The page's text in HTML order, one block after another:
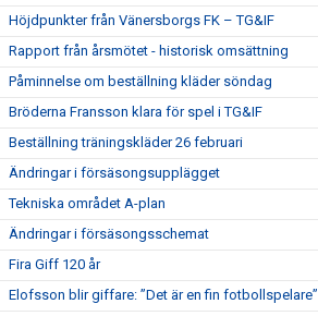
Höjdpunkter från Vänersborgs FK – TG&IF
Rapport från årsmötet - historisk omsättning
Påminnelse om beställning kläder söndag
Bröderna Fransson klara för spel i TG&IF
Beställning träningskläder 26 februari
Ändringar i försäsongsupplägget
Tekniska området A-plan
Ändringar i försäsongsschemat
Fira Giff 120 år
Elofsson blir giffare: ”Det är en fin fotbollspelare”